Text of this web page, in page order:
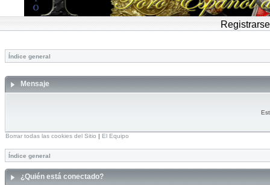
Registrarse
Índice general
Mensaje
Borrar todas las cookies del Sitio | El Equipo
Índice general
¿Quién está conectado?